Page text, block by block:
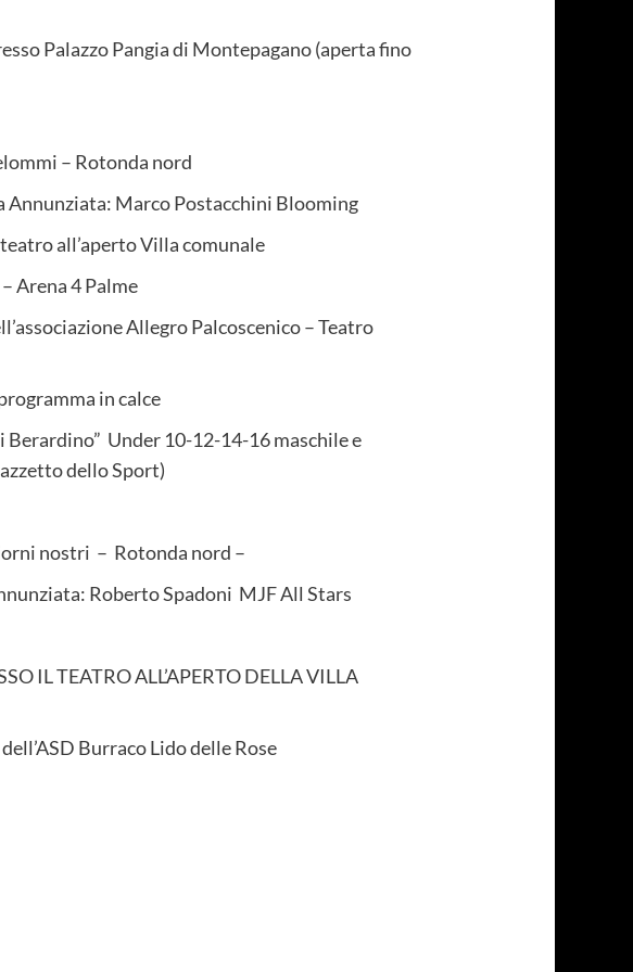
Palazzo Pangia di Montepagano (aperta fino
– Rotonda nord
Annunziata: Marco Postacchini Blooming
all’aperto Villa comunale
Arena 4 Palme
Allegro Palcoscenico – Teatro
in calce
Under 10-12-14-16 maschile e
dello Sport)
nostri – Rotonda nord –
Roberto Spadoni MJF All Stars
IL TEATRO ALL’APERTO DELLA VILLA
Burraco Lido delle Rose